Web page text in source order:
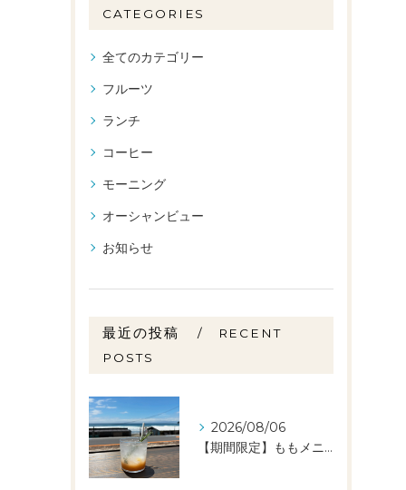
CATEGORIES
全てのカテゴリー
フルーツ
ランチ
コーヒー
モーニング
オーシャンビュー
お知らせ
最近の投稿
RECENT
POSTS
2026/08/06
【期間限定】ももメニュー🍑スタートしました✨️